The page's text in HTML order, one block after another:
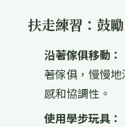
扶走練習：鼓
沿著傢俱移動：
著傢俱，慢慢
感和協調性。
使用學步玩具：